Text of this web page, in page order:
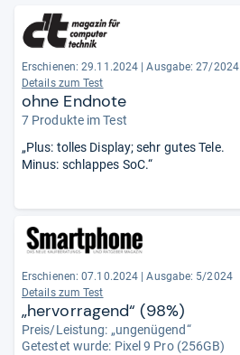
Erschienen: 29.11.2024 | Ausgabe: 27/2024
Details zum Test
ohne Endnote
7 Produkte im Test
„Plus: tolles Display; sehr gutes Tele.
Minus: schlappes SoC.“
Erschienen: 07.10.2024 | Ausgabe: 5/2024
Details zum Test
„hervorragend“ (98%)
Preis/Leistung: „ungenügend“
Getestet wurde: Pixel 9 Pro (256GB)